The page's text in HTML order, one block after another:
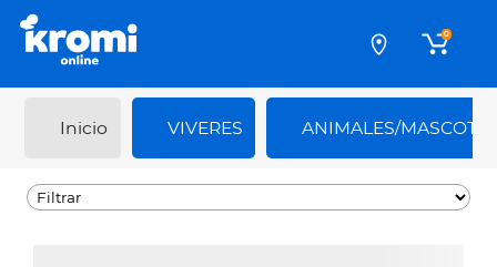
0
Inicio VIVERES ANIMALES/